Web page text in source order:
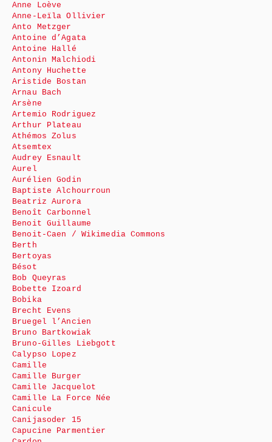
Anne Loève
Anne-Leïla Ollivier
Anto Metzger
Antoine d’Agata
Antoine Hallé
Antonin Malchiodi
Antony Huchette
Aristide Bostan
Arnau Bach
Arsène
Artemio Rodriguez
Arthur Plateau
Athémos Zolus
Atsemtex
Audrey Esnault
Aurel
Aurélien Godin
Baptiste Alchourroun
Beatriz Aurora
Benoît Carbonnel
Benoit Guillaume
Benoit-Caen / Wikimedia Commons
Berth
Bertoyas
Bésot
Bob Queyras
Bobette Izoard
Bobika
Brecht Evens
Bruegel l’Ancien
Bruno Bartkowiak
Bruno-Gilles Liebgott
Calypso Lopez
Camille
Camille Burger
Camille Jacquelot
Camille La Force Née
Canicule
Canijasoder 15
Capucine Parmentier